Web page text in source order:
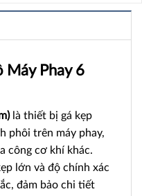
Máy Phay 6
là thiết bị gá kẹp
phôi trên máy phay,
công cơ khí khác.
lớn và độ chính xác
đảm bảo chi tiết